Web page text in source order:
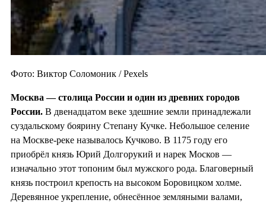
Фото: Виктор Соломоник / Pexels
Москва — столица России и один из древних городов
России. В двенадцатом веке здешние земли принадлежали
суздальскому боярину Степану Кучке. Небольшое селение
на Москве-реке называлось Кучково. В 1175 году его
приобрёл князь Юрий Долгорукий и нарек Москов —
изначально этот топоним был мужского рода. Благоверный
князь построил крепость на высоком Боровицком холме.
Деревянное укрепление, обнесённое земляными валами,